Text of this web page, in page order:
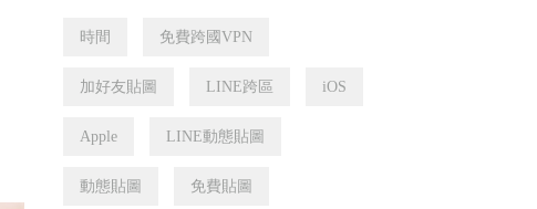
時間 免費跨國VPN
加好友貼圖 LINE跨區 iOS
Apple LINE動態貼圖
動態貼圖 免費貼圖